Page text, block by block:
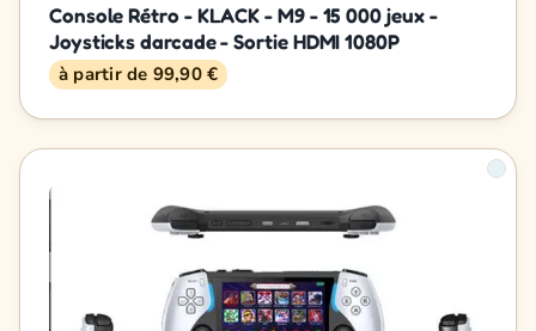
Console Rétro - KLACK - M9 - 15 000 jeux -
Joysticks darcade - Sortie HDMI 1080P
à partir de 99,90 €